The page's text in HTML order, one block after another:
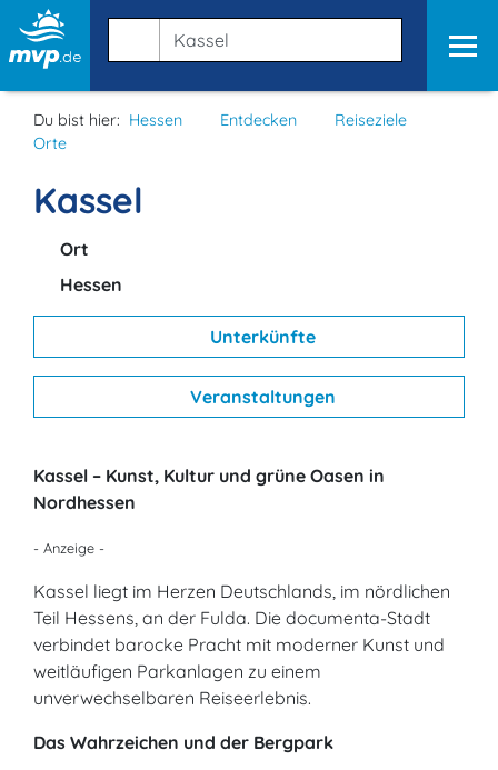
Du bist hier: Hessen Entdecken
Reiseziele
Orte
Kassel
Ort
Hessen
Unterkünfte
Veranstaltungen
Kassel – Kunst, Kultur und grüne Oasen in
Nordhessen
- Anzeige -
Kassel liegt im Herzen Deutschlands, im nördlichen
Teil Hessens, an der Fulda. Die documenta-Stadt
verbindet barocke Pracht mit moderner Kunst und
weitläufigen Parkanlagen zu einem
unverwechselbaren Reiseerlebnis.
Das Wahrzeichen und der Bergpark